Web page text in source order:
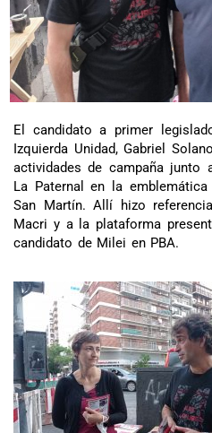
El candidato a primer
Izquierda Unidad, Gabriel
actividades de campaña junto
La Paternal en la
San Martín. Allí hizo
Macri y a la plataforma
candidato de Milei en PBA.